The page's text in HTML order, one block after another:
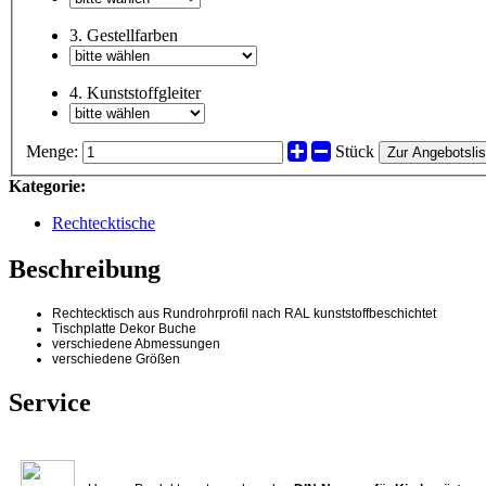
3. Gestellfarben
4. Kunststoffgleiter
Menge: Stück Zur
Kategorie:
Rechtecktische
Beschreibung
Rechtecktisch aus Rundrohrprofil nach RAL kunststoffbeschichtet
Tischplatte Dekor Buche
verschiedene Abmessungen
verschiedene Größen
Service